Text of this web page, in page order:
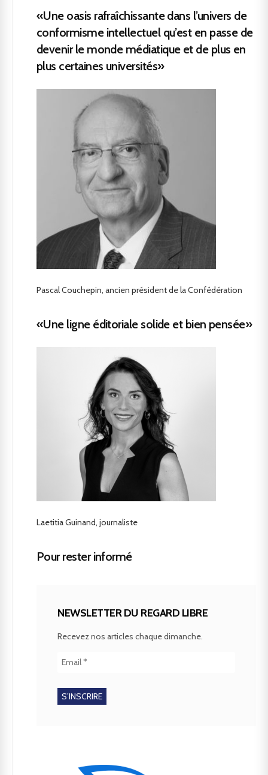
«Une oasis rafraîchissante dans l’univers de
conformisme intellectuel qu’est en passe de
devenir le monde médiatique et de plus en
plus certaines universités»
Pascal Couchepin, ancien président de la Confédération
«Une ligne éditoriale solide et bien pensée»
Laetitia Guinand, journaliste
Pour rester informé
NEWSLETTER DU REGARD LIBRE
Recevez nos articles chaque dimanche.